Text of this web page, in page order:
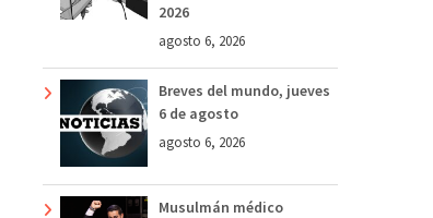
2026
agosto 6, 2026
Breves del mundo, jueves
6 de agosto
agosto 6, 2026
Musulmán médico